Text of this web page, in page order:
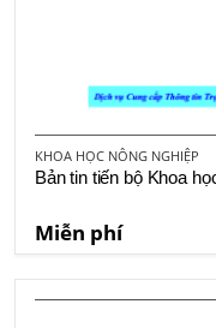
KHOA HỌC NÔNG NGHIỆP
Bản tin tiến bộ Khoa
Miễn phí